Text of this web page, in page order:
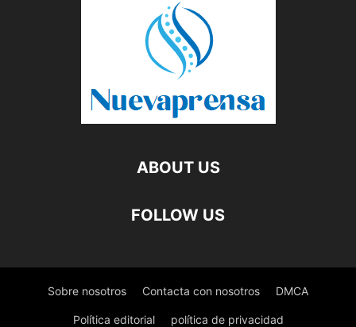
ABOUT US
FOLLOW US
Sobre nosotros Contacta con nosotros DMCA
Política editorial política de privacidad